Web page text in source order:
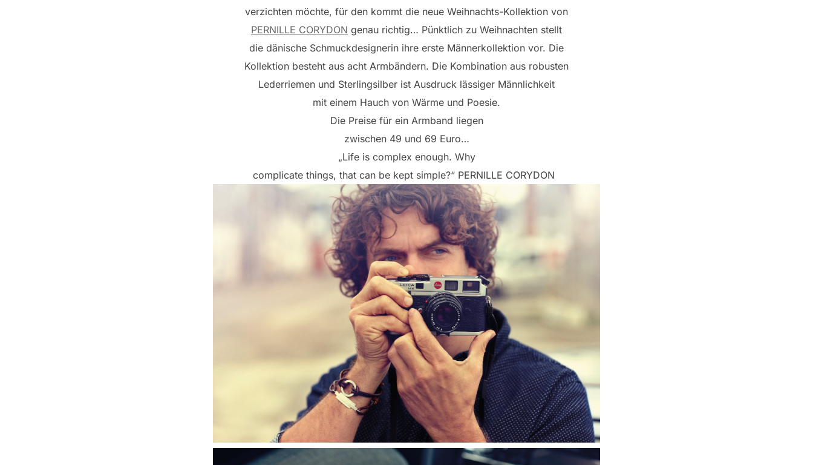
verzichten möchte, für den kommt die neue Weihnachts-Kollektion von
PERNILLE CORYDON genau richtig… Pünktlich zu Weihnachten stellt
die dänische Schmuckdesignerin ihre erste Männerkollektion vor. Die
Kollektion besteht aus acht Armbändern. Die Kombination aus robusten
Lederriemen und Sterlingsilber ist Ausdruck lässiger Männlichkeit
mit einem Hauch von Wärme und Poesie.
Die Preise für ein Armband liegen
zwischen 49 und 69 Euro…
„Life is complex enough. Why
complicate things, that can be kept simple?“ PERNILLE CORYDON